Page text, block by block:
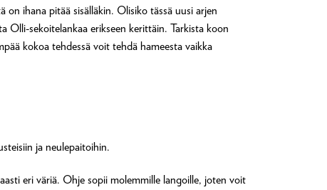
ihana pitää sisälläkin. Olisiko tässä uusi arjen
Olli-sekoitelankaa erikseen kerittäin. Tarkista koon
kokoa tehdessä voit tehdä hameesta vaikka
ja neulepaitoihin.
eri väriä. Ohje sopii molemmille langoille, joten voit